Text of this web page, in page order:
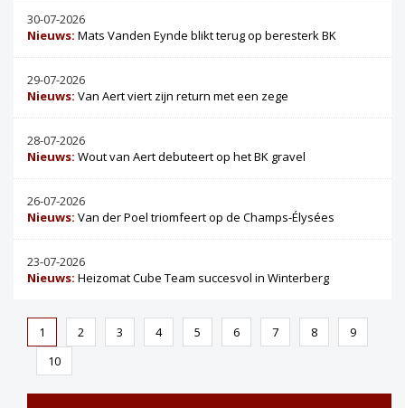
30-07-2026
Nieuws: Mats Vanden Eynde blikt terug op beresterk BK
29-07-2026
Nieuws: Van Aert viert zijn return met een zege
28-07-2026
Nieuws: Wout van Aert debuteert op het BK gravel
26-07-2026
Nieuws: Van der Poel triomfeert op de Champs-Élysées
23-07-2026
Nieuws: Heizomat Cube Team succesvol in Winterberg
1 2 3 4 5 6 7 8
9
10